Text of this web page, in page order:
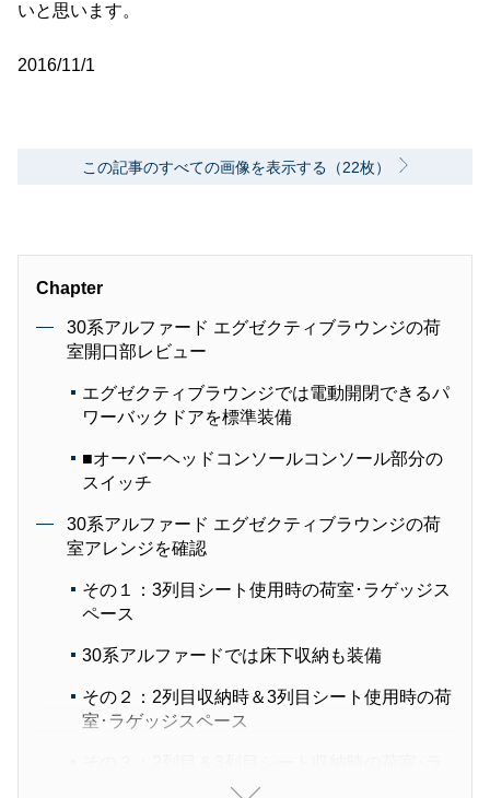
いと思います。
2016/11/1
この記事のすべての画像を表示する（22枚）
Chapter
30系アルファード エグゼクティブラウンジの荷
室開口部レビュー
エグゼクティブラウンジでは電動開閉できるパ
ワーバックドアを標準装備
■オーバーヘッドコンソールコンソール部分の
スイッチ
30系アルファード エグゼクティブラウンジの荷
室アレンジを確認
その１：3列目シート使用時の荷室･ラゲッジス
ペース
30系アルファードでは床下収納も装備
その２：2列目収納時＆3列目シート使用時の荷
室･ラゲッジスペース